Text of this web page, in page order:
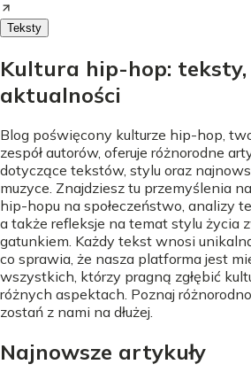
Teksty
Kultura hip-hop:
aktualności
Blog poświęcony kulturze hip-hop,
zespół autorów, oferuje różnorodne
dotyczące tekstów, stylu oraz
muzyce. Znajdziesz tu przemyślenia
hip-hopu na społeczeństwo, analizy
a także refleksje na temat stylu życia
gatunkiem. Każdy tekst wnosi
co sprawia, że nasza platforma jest
wszystkich, którzy pragną zgłębić
różnych aspektach. Poznaj
zostań z nami na dłużej.
Najnowsze artykuły